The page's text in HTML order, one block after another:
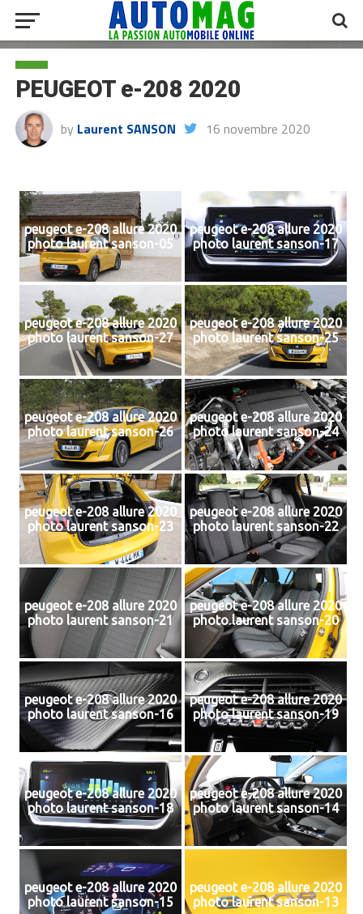
PEUGEOT e-208 2020
by Laurent SANSON 16 novembre 2020
peugeot e-208 allure 2020
photo laurent sanson-05
peugeot e-208 allure 2020
photo laurent sanson-17
peugeot e-208 allure 2020
photo laurent sanson-27
peugeot e-208 allure 2020
photo laurent sanson-25
peugeot e-208 allure 2020
photo laurent sanson-26
peugeot e-208 allure 2020
photo laurent sanson-24
peugeot e-208 allure 2020
photo laurent sanson-23
peugeot e-208 allure 2020
photo laurent sanson-22
peugeot e-208 allure 2020
photo laurent sanson-21
peugeot e-208 allure 2020
photo laurent sanson-20
peugeot e-208 allure 2020
photo laurent sanson-16
peugeot e-208 allure 2020
photo laurent sanson-19
peugeot e-208 allure 2020
photo laurent sanson-18
peugeot e-208 allure 2020
photo laurent sanson-14
peugeot e-208 allure 2020
photo laurent sanson-15
peugeot e-208 allure 2020
photo laurent sanson-13